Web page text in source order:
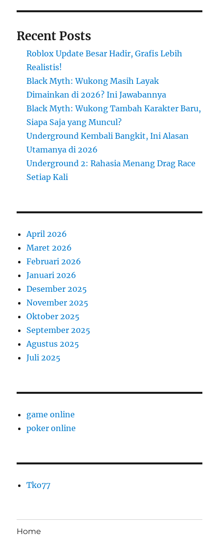
Recent Posts
Roblox Update Besar Hadir, Grafis Lebih
Realistis!
Black Myth: Wukong Masih Layak
Dimainkan di 2026? Ini Jawabannya
Black Myth: Wukong Tambah Karakter Baru,
Siapa Saja yang Muncul?
Underground Kembali Bangkit, Ini Alasan
Utamanya di 2026
Underground 2: Rahasia Menang Drag Race
Setiap Kali
April 2026
Maret 2026
Februari 2026
Januari 2026
Desember 2025
November 2025
Oktober 2025
September 2025
Agustus 2025
Juli 2025
game online
poker online
Tko77
Home